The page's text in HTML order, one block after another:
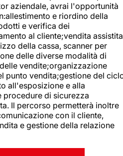
aziendale, avrai l'opportunità
e riordino della
e verifica dei
al cliente;vendita assistita
della cassa, scanner per
delle diverse modalità di
vendite;organizzazione
punto vendita;gestione del
all'esposizione e alla
di sicurezza
Il percorso permetterà inoltre
con il cliente,
e gestione della relazione